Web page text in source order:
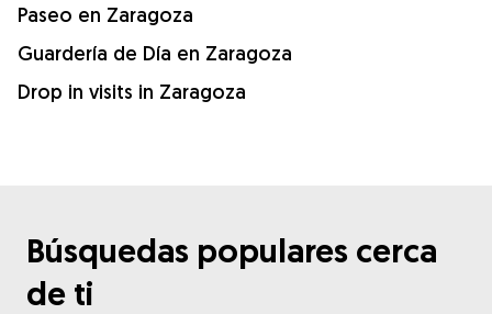
Paseo en Zaragoza
Guardería de Día en Zaragoza
Drop in visits in Zaragoza
Búsquedas populares cerca
de ti